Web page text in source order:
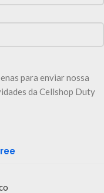
para enviar nossa
da Cellshop Duty